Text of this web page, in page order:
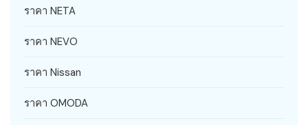
ราคา NETA
ราคา NEVO
ราคา Nissan
ราคา OMODA